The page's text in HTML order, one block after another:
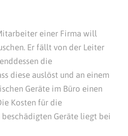
einer Firma will
Er fällt von der Leiter
die
diese auslöst und an einem
Geräte im Büro einen
Kosten für die
Geräte liegt bei